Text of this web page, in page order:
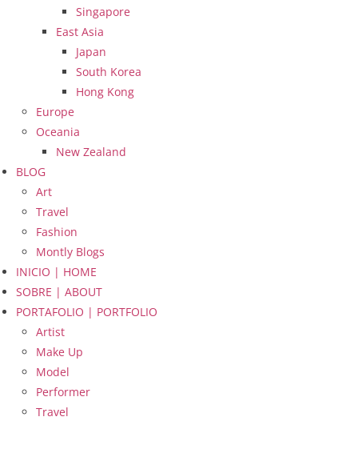
Singapore
East Asia
Japan
South Korea
Hong Kong
Europe
Oceania
New Zealand
BLOG
Art
Travel
Fashion
Montly Blogs
INICIO | HOME
SOBRE | ABOUT
PORTAFOLIO | PORTFOLIO
Artist
Make Up
Model
Performer
Travel